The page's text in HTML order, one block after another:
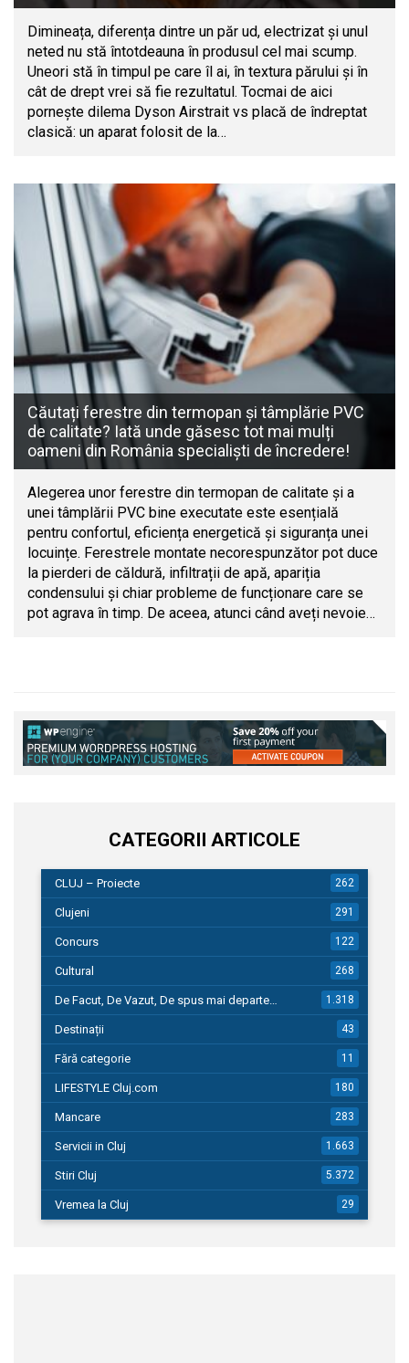
Dimineața, diferența dintre un păr ud, electrizat și unul
neted nu stă întotdeauna în produsul cel mai scump.
Uneori stă în timpul pe care îl ai, în textura părului și în
cât de drept vrei să fie rezultatul. Tocmai de aici
pornește dilema Dyson Airstrait vs placă de îndreptat
clasică: un aparat folosit de la…
Căutați ferestre din termopan și tâmplărie PVC
de calitate? Iată unde găsesc tot mai mulți
oameni din România specialiști de încredere!
Alegerea unor ferestre din termopan de calitate și a
unei tâmplării PVC bine executate este esențială
pentru confortul, eficiența energetică și siguranța unei
locuințe. Ferestrele montate necorespunzător pot duce
la pierderi de căldură, infiltrații de apă, apariția
condensului și chiar probleme de funcționare care se
pot agrava în timp. De aceea, atunci când aveți nevoie…
CATEGORII ARTICOLE
CLUJ – Proiecte 262
Clujeni 291
Concurs 122
Cultural 268
De Facut, De Vazut, De spus mai departe… 1.318
Destinații 43
Fără categorie 11
LIFESTYLE Cluj.com 180
Mancare 283
Servicii in Cluj 1.663
Stiri Cluj 5.372
Vremea la Cluj 29